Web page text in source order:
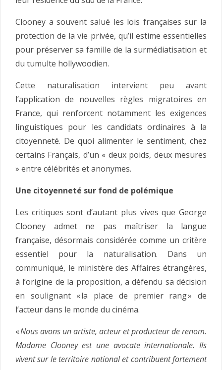
Clooney a souvent salué les lois françaises sur la
protection de la vie privée, qu’il estime essentielles
pour préserver sa famille de la surmédiatisation et
du tumulte hollywoodien.
Cette naturalisation intervient peu avant
l’application de nouvelles règles migratoires en
France, qui renforcent notamment les exigences
linguistiques pour les candidats ordinaires à la
citoyenneté. De quoi alimenter le sentiment, chez
certains Français, d’un « deux poids, deux mesures
» entre célébrités et anonymes.
Une citoyenneté sur fond de polémique
Les critiques sont d’autant plus vives que George
Clooney admet ne pas maîtriser la langue
française, désormais considérée comme un critère
essentiel pour la naturalisation. Dans un
communiqué, le ministère des Affaires étrangères,
à l’origine de la proposition, a défendu sa décision
en soulignant « la place de premier rang » de
l’acteur dans le monde du cinéma.
«Nous avons un artiste, acteur et producteur de renom.
Madame Clooney est une avocate internationale. Ils
vivent sur le territoire national et contribuent fortement